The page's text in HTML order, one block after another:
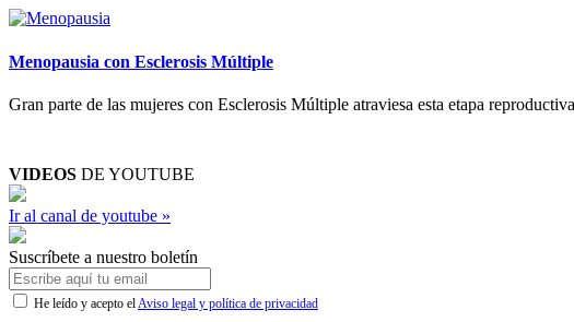
Menopausia con Esclerosis Múltiple
Gran parte de las mujeres con Esclerosis Múltiple atraviesa esta etapa
VIDEOS DE YOUTUBE
Ir al canal de youtube »
Suscríbete a nuestro boletín
He leído y acepto elAviso legal y política de privacidad